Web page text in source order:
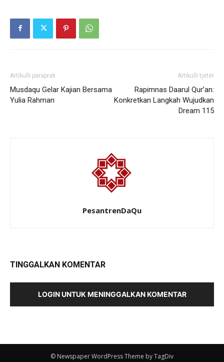
Artikulli paraprak
Musdaqu Gelar Kajian Bersama
Yulia Rahman
Artikulli tjetër
Rapimnas Daarul Qur’an:
Konkretkan Langkah Wujudkan
Dream 115
PesantrenDaQu
TINGGALKAN KOMENTAR
LOGIN UNTUK MENINGGALKAN KOMENTAR
© Newspaper WordPress Theme by TagDiv